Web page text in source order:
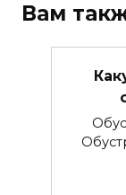
Вам